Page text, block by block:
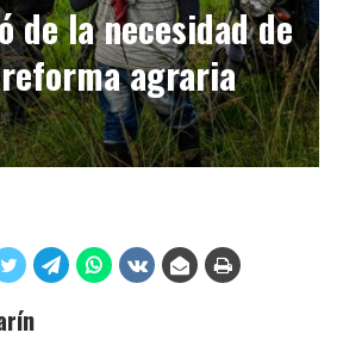
de la necesidad de
agraria